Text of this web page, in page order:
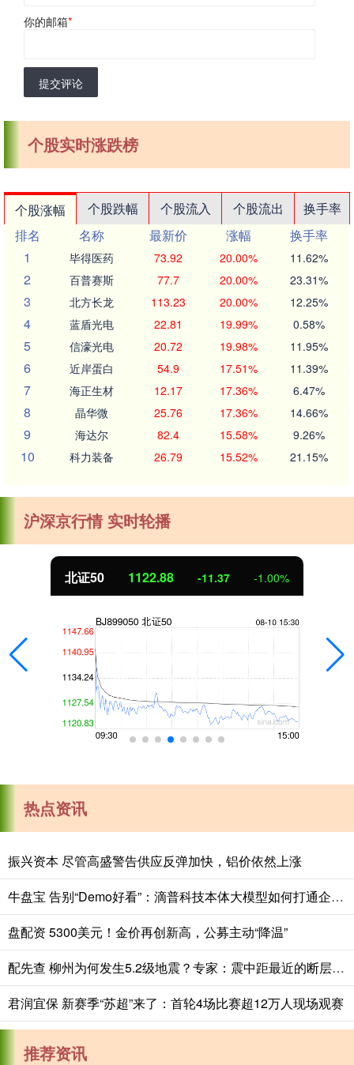
你的邮箱*
提交评论
个股实时涨跌榜
个股涨幅 个股跌幅 个股流入 个股流出
换手率
排名
名称 最新价 涨幅
换手率
1
毕得医药 73.92 20.00% 11.62%
2 百普赛斯 77.7 20.00% 23.31%
3 北方长龙 113.23 20.00% 12.25%
4 蓝盾光电 22.81 19.99% 0.58%
5 信濠光电 20.72 19.98% 11.95%
6 近岸蛋白 54.9 17.51% 11.39%
7 海正生材 12.17 17.36% 6.47%
8 晶华微 25.76 17.36% 14.66%
9 海达尔 82.4 15.58% 9.26%
10 科力装备 26.79 15.52% 21.15%
沪深京行情 实时轮播
北证50 1122.88 -11.37 -1.00%
热点资讯
振兴资本 尽管高盛警告供应反弹加快，铝价依然上涨
牛盘宝 告别“Demo好看”：滴普科技本体大模型如何打通企业AI落地的“最后一公里”
盘配资 5300美元！金价再创新高，公募主动“降温”
配先查 柳州为何发生5.2级地震？专家：震中距最近的断层不到5公里，近百年来柳州最大地震
君润宜保 新赛季“苏超”来了：首轮4场比赛超12万人现场观赛
推荐资讯